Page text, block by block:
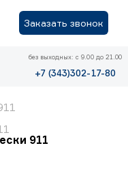
Заказать звонок
без выходных: с 9.00 до 21.00
+7 (343)302-17-80
911